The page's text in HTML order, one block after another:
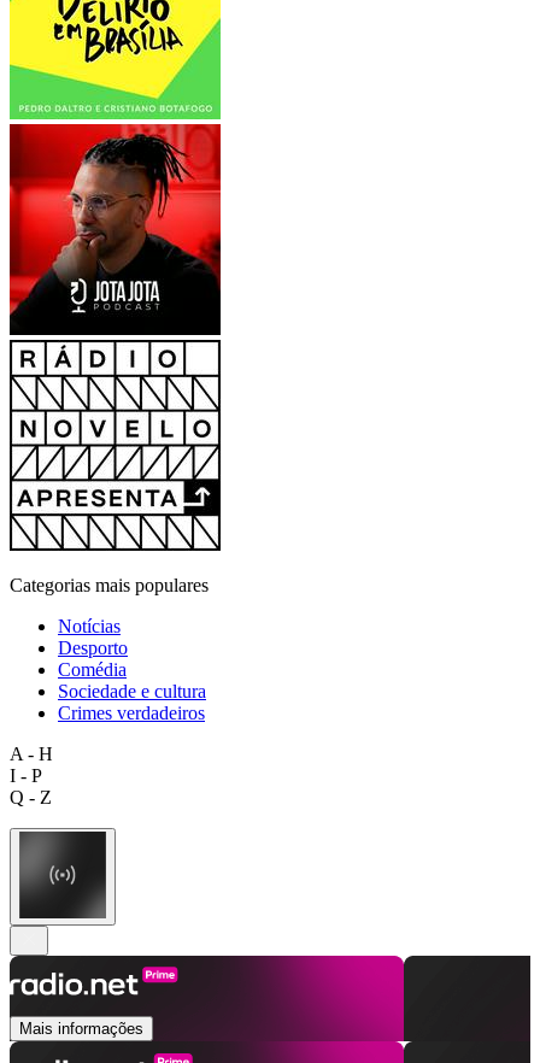
Categorias mais populares
Notícias
Desporto
Comédia
Sociedade e cultura
Crimes verdadeiros
A - H
I - P
Q - Z
Mais informações